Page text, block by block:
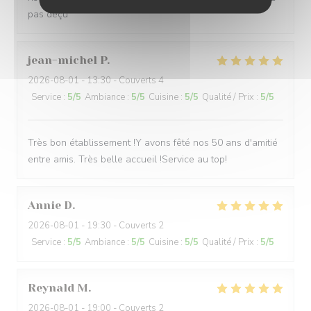
pas déçu
jean-michel P
2026-08-01- 13:30 - Couverts 4
Service : 5/5 Ambiance : 5/5 Cuisine : 5/5 Qualité / Prix : 5/5
Très bon établissement !Y avons fêté nos 50 ans d'amitié
entre amis. Très belle accueil !Service au top!
Annie D
2026-08-01 - 19:30 - Couverts 2
Service : 5/5 Ambiance : 5/5 Cuisine : 5/5 Qualité / Prix : 5/5
Reynald M
2026-08-01 - 19:00 - Couverts 2